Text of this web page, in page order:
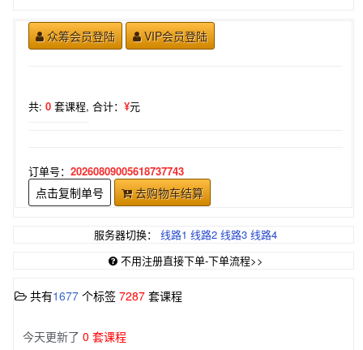
众筹会员登陆 VIP会员登陆
共: 0 套课程, 合计： ¥元
订单号： 20260809005618737743
点击复制单号 去购物车结算
服务器切换： 线路1 线路2 线路3 线路4
不用注册直接下单-下单流程>>
共有1677 个标签 7287 套课程
今天更新了 0 套课程